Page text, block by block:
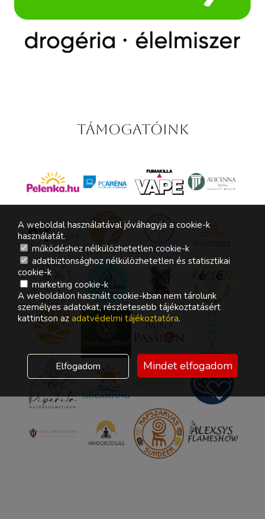
Támogatóink
A weboldal használatával jóváhagyja a cookie-k
használatát.
működéshez nélkülözhetetlen cookie-k
adatbiztonsághoz nélkülözhetetlen és statisztikai
cookie-k
marketing cookie-k
A weboldalon használt cookie-kban nem tárolunk
személyes adatokat, részletesebb tájékoztatásért
kattintson az adatvédelmi tájékoztatóra.
Elfogadom Mindet elfogadom